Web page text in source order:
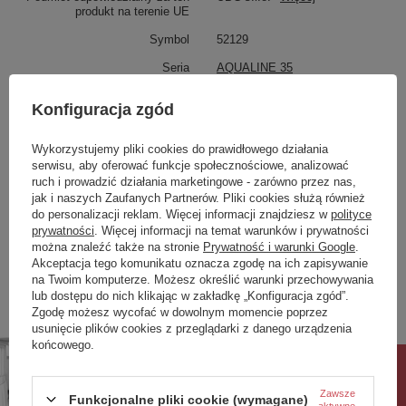
rzedłużona gwarancja na szczelność
Właściwości
Seria
AQUALINE 35
Szerokość
150 mm
Głębokość
60 mm
Kolor
Chrom
Materiał
Mosiądz
Kształt
Obłe
Instalacja
Ścienna 150 mm
Rodzaj sterowaniaDźwignia
Średnica głowicy 35 mm
Przepływ (3 bar)
produkt na terenie UE
Symbol 52129
Seria AQUALINE 35
oczekiwania na dostawę z
Gwarancja w miesiącach 48
kolor chrom
Zobacz również
Poprzedni z tej kategorii Następny z tej kategorii
Konfiguracja zgód
Wykorzystujemy pliki cookies do prawidłowego działania
serwisu, aby oferować funkcje społecznościowe, analizować
ruch i prowadzić działania marketingowe - zarówno przez nas,
jak i naszych Zaufanych Partnerów. Pliki cookies służą również
do personalizacji reklam. Więcej informacji znajdziesz w polityce
prywatności . Więcej informacji na temat warunków i prywatności
można znaleźć także na stronie Prywatność i warunki Google
Akceptacja tego komunikatu oznacza zgodę na ich zapisywanie
na Twoim komputerze. Możesz określić warunki przechowywania
lub dostępu do nich klikając w zakładkę „Konfiguracja zgód”.
Zgodę możesz wycofać w dowolnym momencie poprzez
usunięcie plików cookies z przeglądarki z danego urządzenia
końcowego.
Funkcjonalne pliki cookie (wymagane)
Zawsze